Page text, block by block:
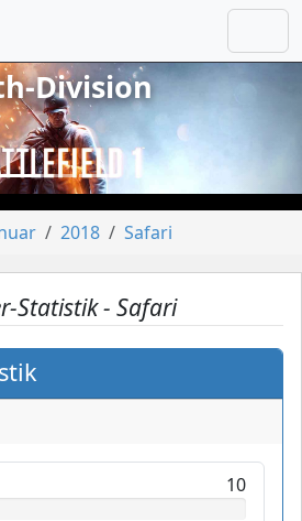
Division
2018 Safari
Statistik - Safari
10